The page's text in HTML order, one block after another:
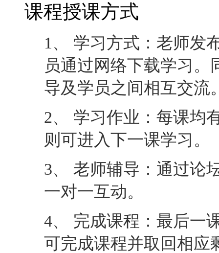
课程授课方式
1、 学习方式：老师发
员通过网络下载学习
导及学员之间相互交流
2、 学习作业：每课均
则可进入下一课学习。
3、 老师辅导：通过论
一对一互动。
4、 完成课程：最后一
可完成课程并取回相应